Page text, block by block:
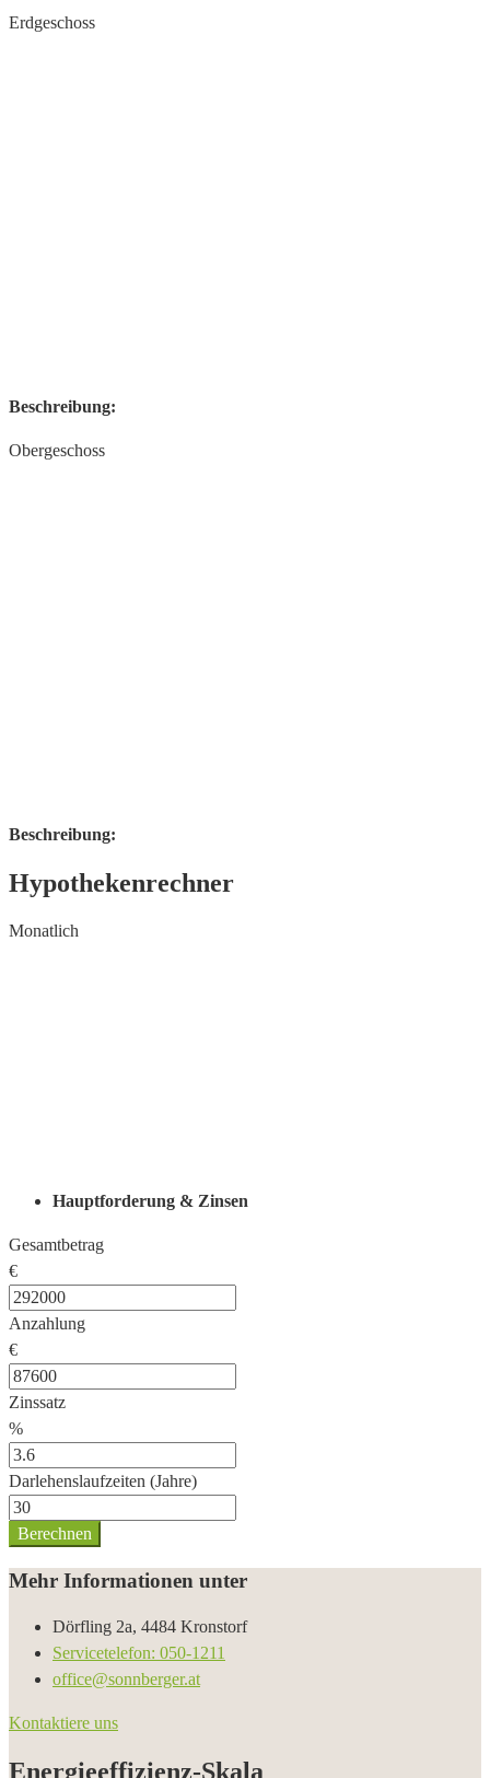
Erdgeschoss
Beschreibung:
Obergeschoss
Beschreibung:
Hypothekenrechner
Monatlich
Hauptforderung & Zinsen
Gesamtbetrag
€
Anzahlung
€
Zinssatz
%
Darlehenslaufzeiten (Jahre)
Berechnen
Mehr Informationen unter
Dörfling 2a, 4484 Kronstorf
Servicetelefon: 050-1211
office@sonnberger.at
Kontaktiere uns
Energieeffizienz-Skala